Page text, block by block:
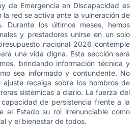
de Emergencia en Discapacidad es
la red se activa ante la vulneración de
Durante los últimos meses, hemos
y prestadores unirse en un solo
nacional 2026 contemple
una vida digna. Esta sección será
brindando información técnica y
sea informado y contundente. No
recaiga sobre los hombros de
sistémicas a diario. La fuerza del
de persistencia frente a la
al Estado su rol irrenunciable como
y el bienestar de todos.